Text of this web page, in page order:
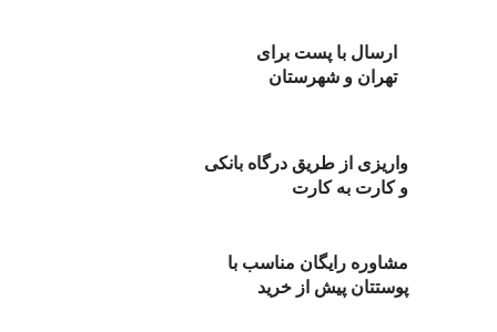
ارسال با پست برای
تهران و شهرستان
واریزی از طریق درگاه بانکی
و کارت به کارت
مشاوره رایگان مناسب با
پوستتان پیش از خرید